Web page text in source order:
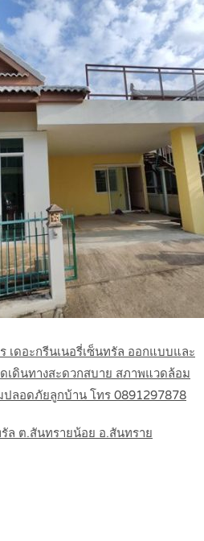
เดอะกรีนเนอรี่เซ็นทรัล ออกแบบและ
ดเดินทางสะดวกสบาย สภาพแวดล้อม
ปลอดภัยลูกบ้าน โทร 0891297878
รัล ต.สันทรายน้อย อ.สันทราย